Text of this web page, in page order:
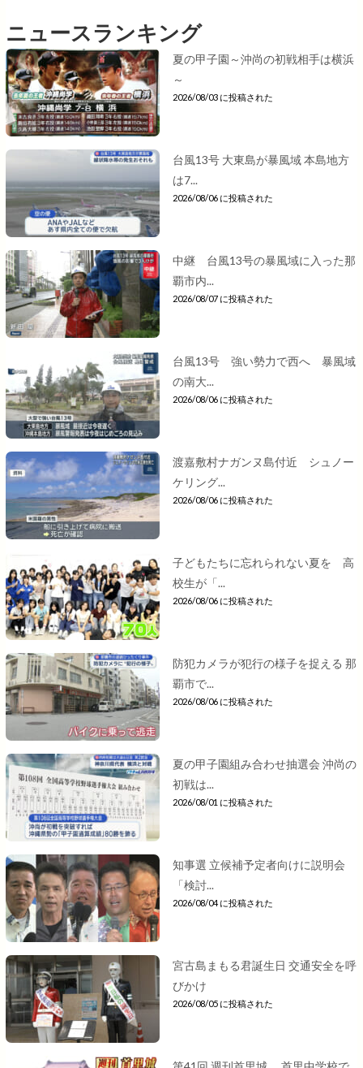
ニュースランキング
夏の甲子園～沖尚の初戦相手は横浜
～
2026/08/03 に投稿された
台風13号 大東島が暴風域 本島地方
は7...
2026/08/06 に投稿された
中継 台風13号の暴風域に入った那
覇市内...
2026/08/07 に投稿された
台風13号 強い勢力で西へ 暴風域
の南大...
2026/08/06 に投稿された
渡嘉敷村ナガンヌ島付近 シュノー
ケリング...
2026/08/06 に投稿された
子どもたちに忘れられない夏を 高
校生が「...
2026/08/06 に投稿された
防犯カメラが犯行の様子を捉える 那
覇市で...
2026/08/06 に投稿された
夏の甲子園組み合わせ抽選会 沖尚の
初戦は...
2026/08/01 に投稿された
知事選 立候補予定者向けに説明会
「検討...
2026/08/04 に投稿された
宮古島まもる君誕生日 交通安全を呼
びかけ
2026/08/05 に投稿された